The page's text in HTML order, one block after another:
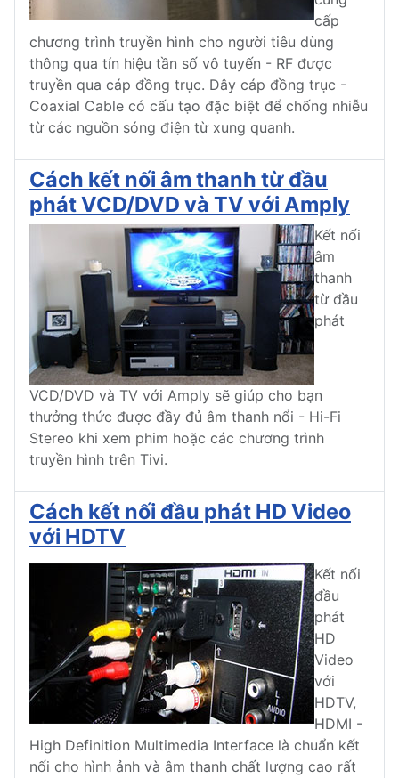
cấp
chương trình truyền hình cho người tiêu dùng
thông qua tín hiệu tần số vô tuyến - RF được
truyền qua cáp đồng trục. Dây cáp đồng trục -
Coaxial Cable có cấu tạo đặc biệt để chống nhiễu
từ các nguồn sóng điện từ xung quanh.
Cách kết nối âm thanh từ đầu
phát VCD/DVD và TV với Amply
Kết nối
âm
thanh
từ đầu
phát
VCD/DVD và TV với Amply sẽ giúp cho bạn
thưởng thức được đầy đủ âm thanh nổi - Hi-Fi
Stereo khi xem phim hoặc các chương trình
truyền hình trên Tivi.
Cách kết nối đầu phát HD Video
với HDTV
Kết nối
đầu
phát
HD
Video
với
HDTV,
HDMI -
High Definition Multimedia Interface là chuẩn kết
nối cho hình ảnh và âm thanh chất lượng cao rất